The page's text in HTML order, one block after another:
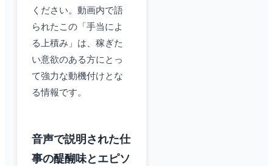
ください。動画内で語
られたこの「手当によ
る上積み」は、稼ぎた
い意欲のある方にとっ
て強力な動機付けとな
る情報です。
音声で説明された仕
事の醍醐味とエピソ